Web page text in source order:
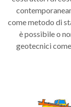
come metodo di
è possibile o
geotecnici